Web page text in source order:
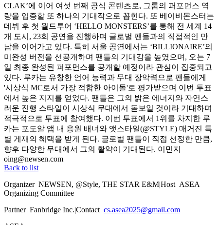
CLAK’에 이어 여섯 번째 공식 콘텐츠로, 그룹의 퍼포먼스 역
량을 입증할 또 하나의 기대작으로 꼽힌다. 또 베이비몬스터는
데뷔 후 첫 월드투어 ‘HELLO MONSTERS’를 통해 전 세계 14
개 도시, 23회 공연을 진행하며 글로벌 팬들과의 직접적인 만
남을 이어가고 있다. 특히 서울 공연에서는 ‘BILLIONAIRE’의
미완성 버전을 선공개하며 팬들의 기대감을 높였으며, 오는 7
일 최종 완성된 퍼포먼스를 공개할 예정이라 관심이 집중되고
있다. 루카는 유창한 언어 능력과 무대 장악력으로 팬들에게
'시상식 MC로서 가장 적합한 아이돌'로 평가받으며 이번 투표
에서 높은 지지를 얻었다. 팬들은 그의 밝은 에너지와 자연스
러운 진행 스타일이 시상식 무대에서 돋보일 것이라 기대하며
적극적으로 투표에 참여했다. 이번 투표에서 1위를 차지한 루
카는 포도알 앱 내 응원 배너와 앳스타일(@STYLE) 매거진 특
별 게재의 혜택을 받게 된다. 글로벌 팬들이 직접 선정한 만큼,
향후 다양한 무대에서 그의 활약이 기대된다. 이민지
oing@newsen.com
Back to list
Organizer NEWSEN, @Style, THE STAR E&M|Host ASEA
Organizing Committee
Partner Fanbridge Inc.|Contact cs.asea2025@gmail.com